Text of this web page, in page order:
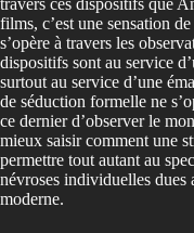
travers ces dispositifs que
films, c’est une sensation
s’opère à travers les
dispositifs sont au service
surtout au service d’une
de séduction formelle ne
ce dernier d’observer le
mieux saisir comment une
permettre tout autant au
névroses individuelles dues
moderne.